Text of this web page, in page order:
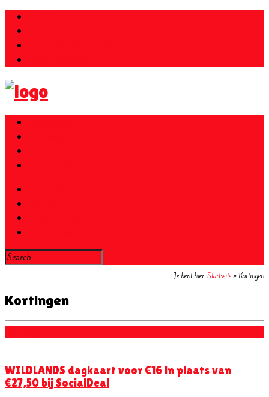
Je bent hier:Startseite» Kortingen
Kortingen
WILDLANDS dagkaart voor €16 in plaats van
€27,50 bij SocialDeal